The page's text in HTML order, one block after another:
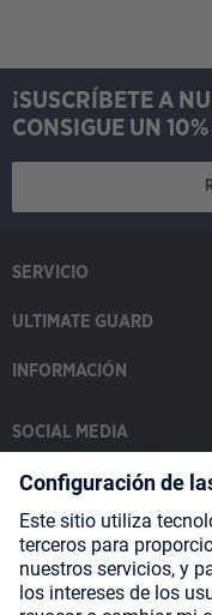
¡SUSCRÍBETE A
CONSIGUE UN
SERVICIO
ULTIMATE GUARD
INFORMACIÓN
SOCIAL MEDIA
Payment Methods